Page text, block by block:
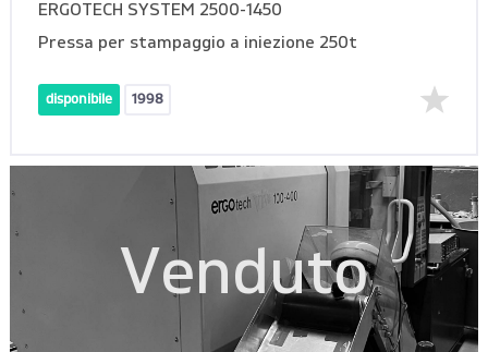
ERGOTECH SYSTEM 2500-1450
Pressa per stampaggio a iniezione 250t
disponibile 1998
Venduto